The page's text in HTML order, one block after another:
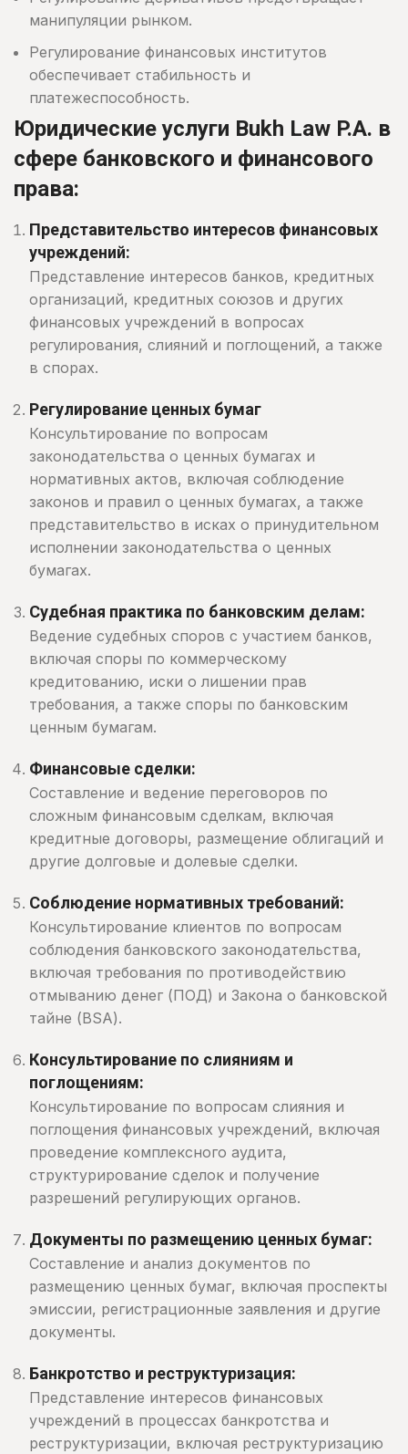
манипуляции рынком.
Регулирование финансовых институтов
обеспечивает стабильность и
платежеспособность.
Юридические услуги Bukh Law P.A. в
сфере банковского и финансового
права:
Представительство интересов финансовых
учреждений:
Представление интересов банков, кредитных
организаций, кредитных союзов и других
финансовых учреждений в вопросах
регулирования, слияний и поглощений, а также
в спорах.
Регулирование ценных бумаг
Консультирование по вопросам
законодательства о ценных бумагах и
нормативных актов, включая соблюдение
законов и правил о ценных бумагах, а также
представительство в исках о принудительном
исполнении законодательства о ценных
бумагах.
Судебная практика по банковским делам:
Ведение судебных споров с участием банков,
включая споры по коммерческому
кредитованию, иски о лишении прав
требования, а также споры по банковским
ценным бумагам.
Финансовые сделки:
Составление и ведение переговоров по
сложным финансовым сделкам, включая
кредитные договоры, размещение облигаций и
другие долговые и долевые сделки.
Соблюдение нормативных требований:
Консультирование клиентов по вопросам
соблюдения банковского законодательства,
включая требования по противодействию
отмыванию денег (ПОД) и Закона о банковской
тайне (BSA).
Консультирование по слияниям и
поглощениям:
Консультирование по вопросам слияния и
поглощения финансовых учреждений, включая
проведение комплексного аудита,
структурирование сделок и получение
разрешений регулирующих органов.
Документы по размещению ценных бумаг:
Составление и анализ документов по
размещению ценных бумаг, включая проспекты
эмиссии, регистрационные заявления и другие
документы.
Банкротство и реструктуризация:
Представление интересов финансовых
учреждений в процессах банкротства и
реструктуризации, включая реструктуризацию